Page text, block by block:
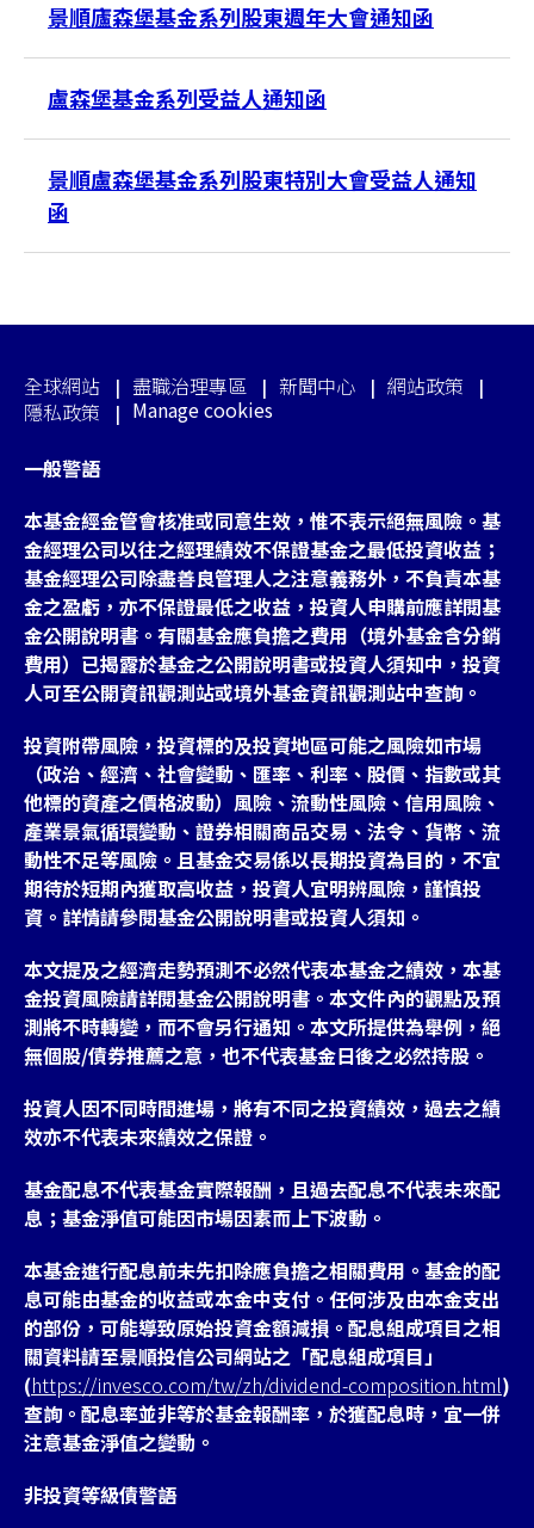
景順廬森堡基金系列股東週年大會通知函
盧森堡基金系列受益人通知函
景順盧森堡基金系列股東特別大會受益人通知
函
全球網站 盡職治理專區 新聞中心
網站政策
隱私政策
Manage cookies
一般警語
本基金經金管會核准或同意生效，惟不表示絕無風險。基
金經理公司以往之經理績效不保證基金之最低投資收益；
基金經理公司除盡善良管理人之注意義務外，不負責本基
金之盈虧，亦不保證最低之收益，投資人申購前應詳閱基
金公開說明書。有關基金應負擔之費用（境外基金含分銷
費用）已揭露於基金之公開說明書或投資人須知中，投資
人可至公開資訊觀測站或境外基金資訊觀測站中查詢。
投資附帶風險，投資標的及投資地區可能之風險如市場
（政治、經濟、社會變動、匯率、利率、股價、指數或其
他標的資產之價格波動）風險、流動性風險、信用風險、
產業景氣循環變動、證券相關商品交易、法令、貨幣、流
動性不足等風險。且基金交易係以長期投資為目的，不宜
期待於短期內獲取高收益，投資人宜明辨風險，謹慎投
資。詳情請參閱基金公開說明書或投資人須知。
本文提及之經濟走勢預測不必然代表本基金之績效，本基
金投資風險請詳閱基金公開說明書。本文件內的觀點及預
測將不時轉變，而不會另行通知。本文所提供為舉例，絕
無個股/債券推薦之意，也不代表基金日後之必然持股。
投資人因不同時間進場，將有不同之投資績效，過去之績
效亦不代表未來績效之保證。
基金配息不代表基金實際報酬，且過去配息不代表未來配
息；基金淨值可能因市場因素而上下波動。
本基金進行配息前未先扣除應負擔之相關費用。基金的配
息可能由基金的收益或本金中支付。任何涉及由本金支出
的部份，可能導致原始投資金額減損。配息組成項目之相
關資料請至景順投信公司網站之「配息組成項目」
(https://invesco.com/tw/zh/dividend-composition.html)
查詢。配息率並非等於基金報酬率，於獲配息時，宜一併
注意基金淨值之變動。
非投資等級債警語